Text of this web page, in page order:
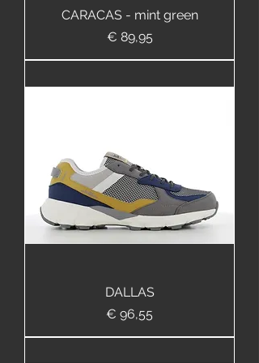
CARACAS - mint green
Prijs
€ 89,95
DALLAS
Prijs
€ 96,55